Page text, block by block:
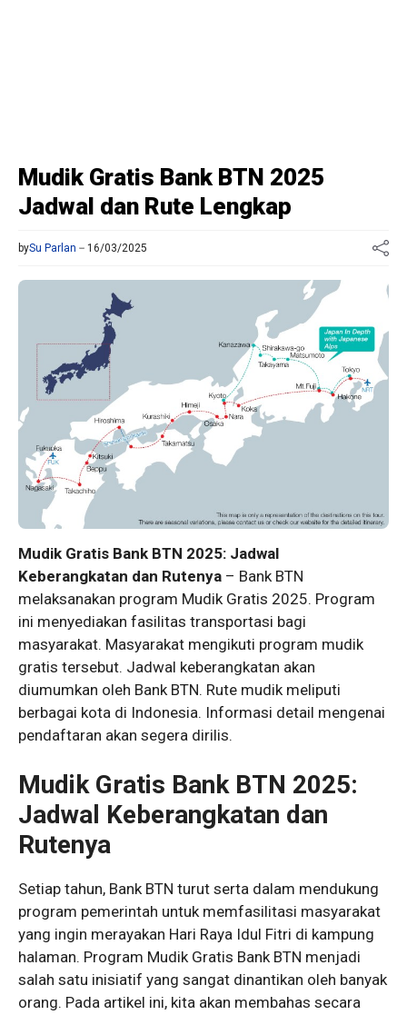
Mudik Gratis Bank BTN 2025
Jadwal dan Rute Lengkap
bySu Parlan 16/03/2025
Mudik Gratis Bank BTN 2025: Jadwal
Keberangkatan dan Rutenya – Bank BTN
melaksanakan program Mudik Gratis 2025. Program
ini menyediakan fasilitas transportasi bagi
masyarakat. Masyarakat mengikuti program mudik
gratis tersebut. Jadwal keberangkatan akan
diumumkan oleh Bank BTN. Rute mudik meliputi
berbagai kota di Indonesia. Informasi detail mengenai
pendaftaran akan segera dirilis.
Mudik Gratis Bank BTN 2025:
Jadwal Keberangkatan dan
Rutenya
Setiap tahun, Bank BTN turut serta dalam mendukung
program pemerintah untuk memfasilitasi masyarakat
yang ingin merayakan Hari Raya Idul Fitri di kampung
halaman. Program Mudik Gratis Bank BTN menjadi
salah satu inisiatif yang sangat dinantikan oleh banyak
orang. Pada artikel ini, kita akan membahas secara